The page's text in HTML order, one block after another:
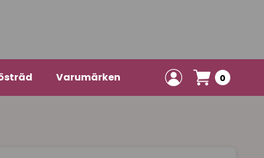
Varumärken 0